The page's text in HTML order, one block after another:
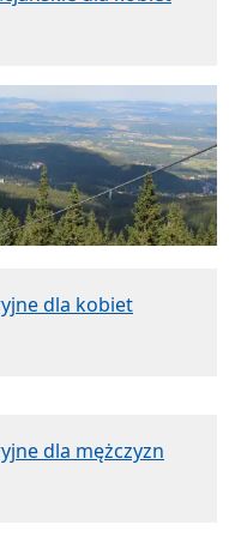
dla kobiet
dla mężczyzn